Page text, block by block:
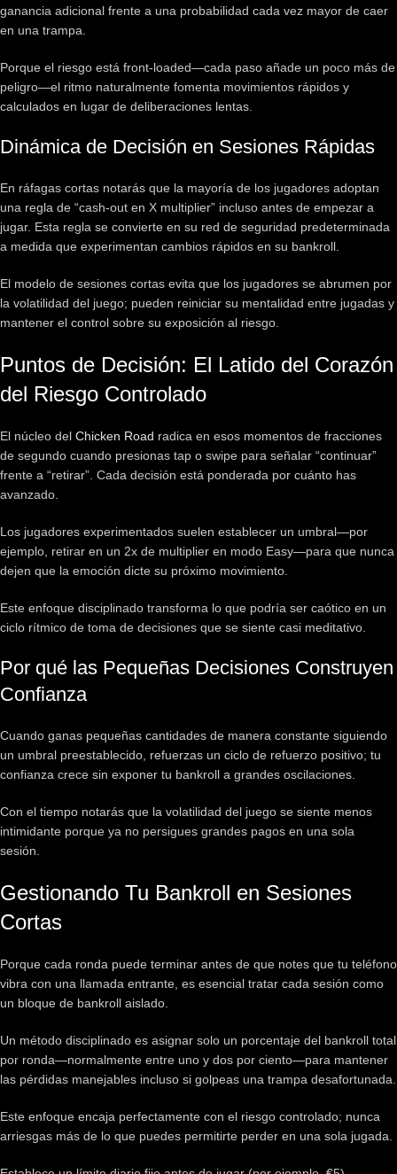
ganancia adicional frente a una probabilidad cada vez mayor de caer
en una trampa.
Porque el riesgo está front‑loaded—cada paso añade un poco más de
peligro—el ritmo naturalmente fomenta movimientos rápidos y
calculados en lugar de deliberaciones lentas.
Dinámica de Decisión en Sesiones Rápidas
En ráfagas cortas notarás que la mayoría de los jugadores adoptan
una regla de “cash‑out en X multiplier” incluso antes de empezar a
jugar. Esta regla se convierte en su red de seguridad predeterminada
a medida que experimentan cambios rápidos en su bankroll.
El modelo de sesiones cortas evita que los jugadores se abrumen por
la volatilidad del juego; pueden reiniciar su mentalidad entre jugadas y
mantener el control sobre su exposición al riesgo.
Puntos de Decisión: El Latido del Corazón
del Riesgo Controlado
El núcleo del Chicken Road radica en esos momentos de fracciones
de segundo cuando presionas tap o swipe para señalar “continuar”
frente a “retirar”. Cada decisión está ponderada por cuánto has
avanzado.
Los jugadores experimentados suelen establecer un umbral—por
ejemplo, retirar en un 2x de multiplier en modo Easy—para que nunca
dejen que la emoción dicte su próximo movimiento.
Este enfoque disciplinado transforma lo que podría ser caótico en un
ciclo rítmico de toma de decisiones que se siente casi meditativo.
Por qué las Pequeñas Decisiones Construyen
Confianza
Cuando ganas pequeñas cantidades de manera constante siguiendo
un umbral preestablecido, refuerzas un ciclo de refuerzo positivo; tu
confianza crece sin exponer tu bankroll a grandes oscilaciones.
Con el tiempo notarás que la volatilidad del juego se siente menos
intimidante porque ya no persigues grandes pagos en una sola
sesión.
Gestionando Tu Bankroll en Sesiones
Cortas
Porque cada ronda puede terminar antes de que notes que tu teléfono
vibra con una llamada entrante, es esencial tratar cada sesión como
un bloque de bankroll aislado.
Un método disciplinado es asignar solo un porcentaje del bankroll total
por ronda—normalmente entre uno y dos por ciento—para mantener
las pérdidas manejables incluso si golpeas una trampa desafortunada.
Este enfoque encaja perfectamente con el riesgo controlado; nunca
arriesgas más de lo que puedes permitirte perder en una sola jugada.